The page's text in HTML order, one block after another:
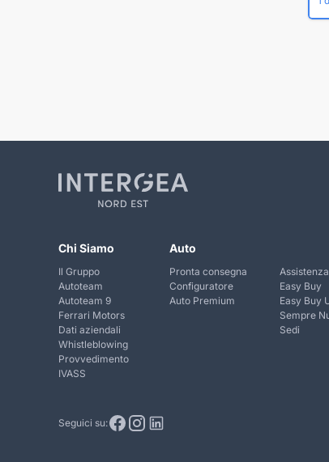
Chi Siamo
Il Gruppo
Autoteam
Autoteam 9
Ferrari Motors
Dati aziendali
Whistleblowing
Provvedimento
IVASS
Auto
Pronta consegna
Configuratore
Auto Premium
Assistenza
Easy Buy
Easy Buy
Sempre
Sedi
Seguici su: